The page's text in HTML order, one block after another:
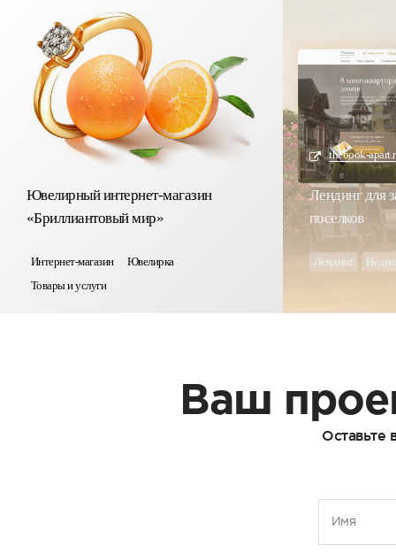
Ювелирный интернет-магазин
«Бриллиантовый мир»
Интернет-магазин
Ювелирка
Товары и услуги
thebook-
Лендинг для
поселков
Лендинг
Ваш
Оставьте
Имя